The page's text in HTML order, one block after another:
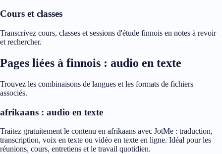
Cours et classes
Transcrivez cours, classes et sessions d'étude finnois en notes à revoir
et rechercher.
Pages liées à finnois : audio en texte
Trouvez les combinaisons de langues et les formats de fichiers
associés.
afrikaans : audio en texte
Traitez gratuitement le contenu en afrikaans avec JotMe : traduction,
transcription, voix en texte ou vidéo en texte en ligne. Idéal pour les
réunions, cours, entretiens et le travail quotidien.